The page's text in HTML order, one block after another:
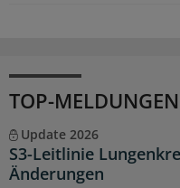
TOP-MELDUNGEN
Update 2026
S3-Leitlinie
Änderungen